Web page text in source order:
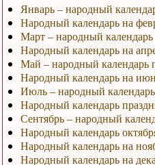
Январь – народный
Народный календарь на
Март – народный календарь
Народный календарь на
Май – народный календарь
Народный календарь на
Июль – народный
Народный календарь
Сентябрь – народный
Народный календарь
Народный календарь на
Народный календарь на